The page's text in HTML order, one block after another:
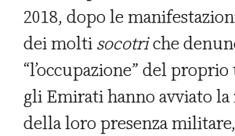
2018, dopo le
dei molti socotriche
“l’occupazione” del
gli Emirati hanno avviato
della loro presenza